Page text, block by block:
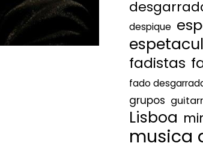
despique
fadistas
fado
grupos
Lisboa
musica